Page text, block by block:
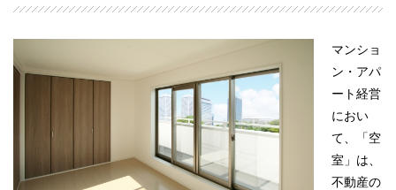
マンショ
ン・アパ
ート経営
におい
て、「空
室」は、
不動産の